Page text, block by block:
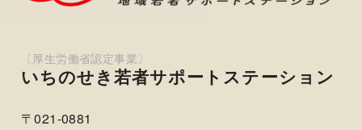
いちのせき若者サポートステーション
〒021-0881